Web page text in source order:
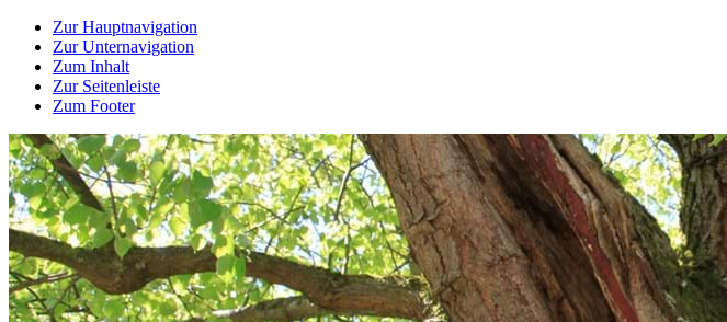
Zur Hauptnavigation
Zur Unternavigation
Zum Inhalt
Zur Seitenleiste
Zum Footer